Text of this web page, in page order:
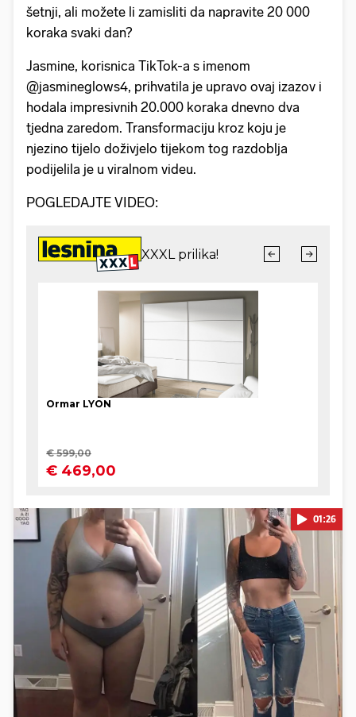
šetnji, ali možete li zamisliti da napravite 20 000
koraka svaki dan?
Jasmine, korisnica TikTok-a s imenom
@jasmineglows4, prihvatila je upravo ovaj izazov i
hodala impresivnih 20.000 koraka dnevno dva
tjedna zaredom. Transformaciju kroz koju je
njezino tijelo doživjelo tijekom tog razdoblja
podijelila je u viralnom videu.
POGLEDAJTE VIDEO:
Pokretanje videa...
01:26